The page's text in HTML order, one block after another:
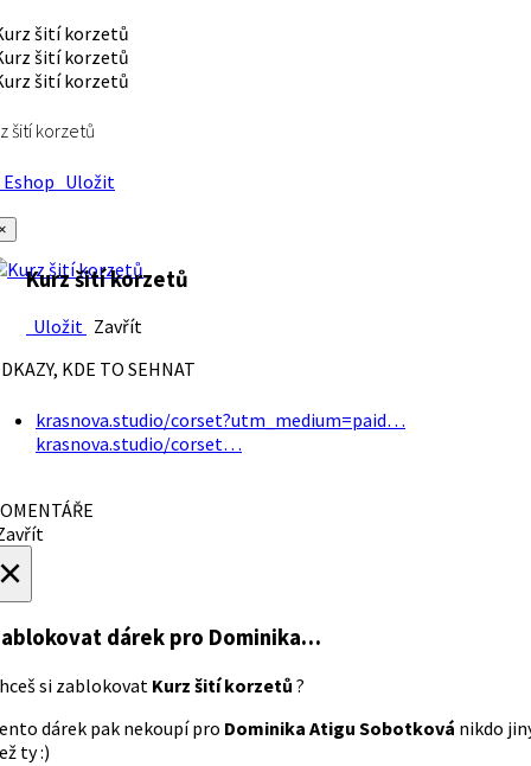
šití korzetů
Uložit
Kurz šití korzetů
Uložit Zavřít
KDE TO SEHNAT
krasnova.studio/corset?utm_medium=paid…
krasnova.studio/corset…
dárek pro Dominika…
si zablokovat Kurz šití korzetů ?
dárek pak nekoupí pro Dominika Atigu Sobotková nikdo
ty :)